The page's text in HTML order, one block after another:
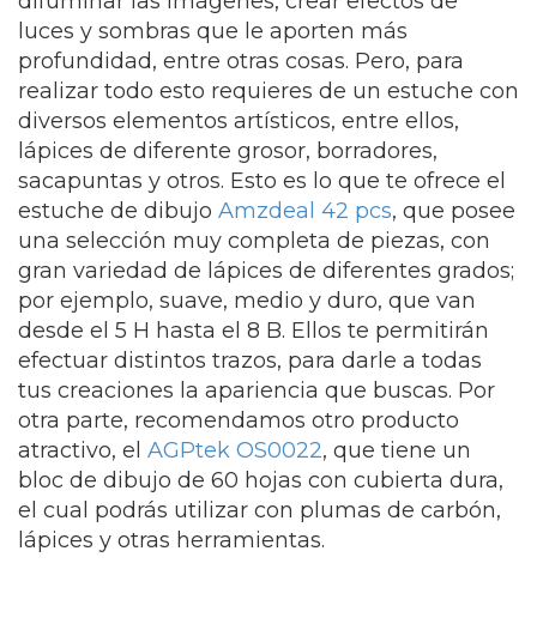
luces y sombras que le aporten más
profundidad, entre otras cosas. Pero, para
realizar todo esto requieres de un estuche con
diversos elementos artísticos, entre ellos,
lápices de diferente grosor, borradores,
sacapuntas y otros. Esto es lo que te ofrece el
estuche de dibujo Amzdeal 42 pcs, que posee
una selección muy completa de piezas, con
gran variedad de lápices de diferentes grados;
por ejemplo, suave, medio y duro, que van
desde el 5 H hasta el 8 B. Ellos te permitirán
efectuar distintos trazos, para darle a todas
tus creaciones la apariencia que buscas. Por
otra parte, recomendamos otro producto
atractivo, el AGPtek OS0022, que tiene un
bloc de dibujo de 60 hojas con cubierta dura,
el cual podrás utilizar con plumas de carbón,
lápices y otras herramientas.